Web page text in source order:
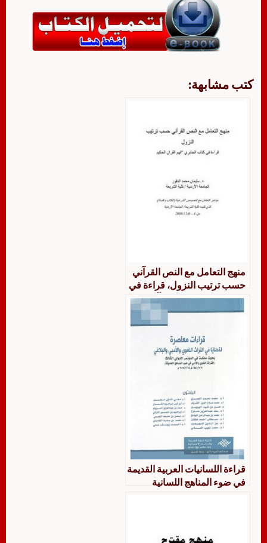
كتب مشابهة:
منهج التعامل مع النص القرآني
حسب ترتيب النزول، قراءة في
كتاب الجابري فهم القرآن
الحكيم
قراءة اللسانيات العربية القديمة
في ضوء المناهج اللسانية